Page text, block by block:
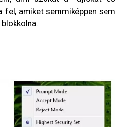
fel, amiket semmiképpen sem